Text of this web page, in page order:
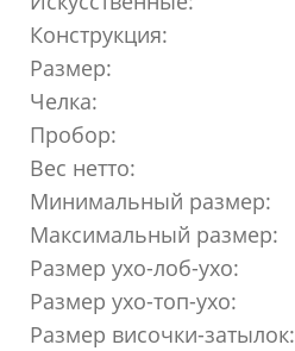
Конструкция:
Размер:
Челка:
Пробор:
Вес нетто:
Минимальный размер:
Максимальный размер:
Размер ухо-лоб-ухо:
Размер ухо-топ-ухо:
Размер височки-затылок: